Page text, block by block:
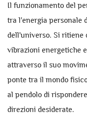
Il funzionamento del
tra l'energia personale
dell'universo. Si ritiene
vibrazioni energetiche
attraverso il suo
ponte tra il mondo
al pendolo di
direzioni desiderate.